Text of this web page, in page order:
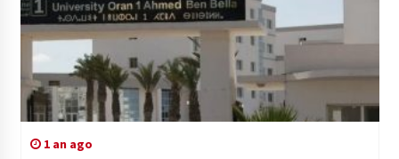
1 an ago